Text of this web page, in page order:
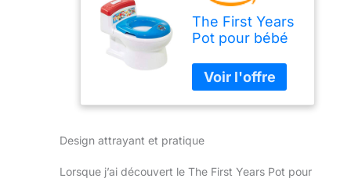
The First Years
Pot pour bébé
Design attrayant et pratique
Lorsque j’ai découvert le The First Years Pot pour